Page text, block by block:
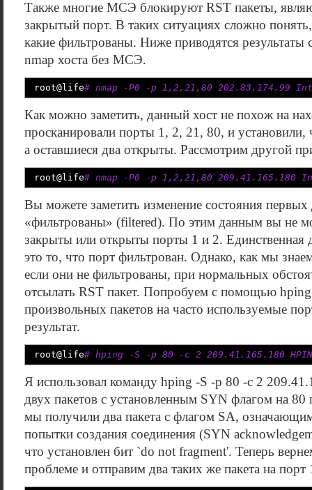
Также многие МСЭ блокируют RST пакеты,
закрытый порт. В таких ситуациях сложно
какие фильтрованы. Ниже приводятся
nmap хоста без МСЭ.
root@life# nmap -P0 -p 1,2,21,80 202.83.174.99
Как можно заметить, данный хост не похож на
просканировали порты 1, 2, 21, 80, и
а оставшиеся два открыты. Рассмотрим другой
root@life# nmap -P0 -p 1,2,21,80 209.41.165.180
Вы можете заметить изменение состояния
«фильтрованы» (filtered). По этим данным вы не
закрыты или открыты порты 1 и 2. Единственная
это то, что порт фильтрован. Однако, как мы
если они не фильтрованы, при нормальных
отсылать RST пакет. Попробуем с помощью hping
произвольных пакетов на часто используемые
результат.
root@life# hping -S -p 80 -c 2 209.41.165.180
Я использовал команду hping -S -p 80 -c 2
двух пакетов с установленным SYN флагом на 80
мы получили два пакета с флагом SA,
попытки создания соединения (SYN
что установлен бит `do not fragment'. Теперь
проблеме и отправим два таких же пакета на порт